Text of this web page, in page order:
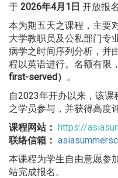
于 2026年4月1日 开放报名
本为期五天之课程，主要
大学教职员及公私部门专
病学之时间序列分析， 并
程以英语进行。名额有限
first-served） 。
自2023年开办以来， 该课
之学员参与， 并获得高度
课程网站： https://
联络信箱：
本课程为学生自由意愿参
站完成报名。